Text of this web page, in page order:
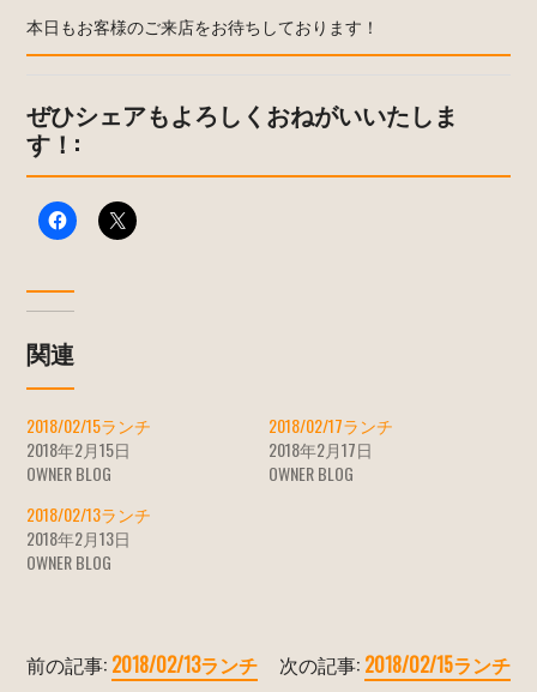
本日もお客様のご来店をお待ちしております！
ぜひシェアもよろしくおねがいいたしま
す！:
関連
2018/02/15ランチ
2018年2月15日
OWNER BLOG
2018/02/17ランチ
2018年2月17日
OWNER BLOG
2018/02/13ランチ
2018年2月13日
OWNER BLOG
前の記事: 2018/02/13ランチ 次の記事: 2018/02/15ランチ